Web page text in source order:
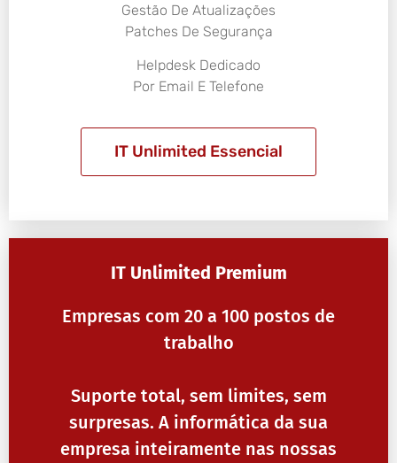
Gestão De Atualizações
Patches De Segurança
Helpdesk Dedicado
Por Email E Telefone
IT Unlimited Essencial
IT Unlimited Premium
Empresas com 20 a 100 postos de
trabalho
Suporte total, sem limites, sem
surpresas. A informática da sua
empresa inteiramente nas nossas